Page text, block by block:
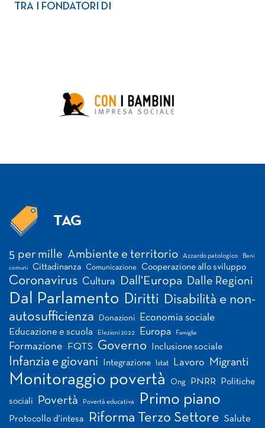
TRA I FONDATORI DI
TAG
5 per mille Ambiente e territorio Azzardo patologico Beni
comuni Cittadinanza Comunicazione Cooperazione allo sviluppo
Coronavirus Cultura Dall'Europa Dalle Regioni
Dal Parlamento Diritti Disabilità e non-
autosufficienza
Donazioni Economia sociale
Educazione e scuola Elezioni 2022 Europa Famiglia
Formazione FQTS Governo Inclusione sociale
Infanzia e giovani Integrazione Istat Lavoro Migranti
Monitoraggio povertà Ong PNRR Politiche
sociali Povertà Povertà educativa Primo piano
Protocollo d'intesa Riforma Terzo Settore Salute